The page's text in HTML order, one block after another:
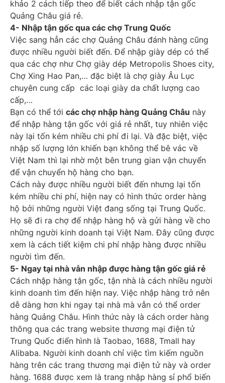
khảo 2 cách tiếp theo để biết cách nhập tận gốc
Quảng Châu giá rẻ.
4- Nhập tận gốc qua các chợ Trung Quốc
Việc sang hẳn các chợ Quảng Châu đánh hàng cũng
được nhiều người biết đến. Để nhập giày dép có thể
qua các chợ như Chợ giày dép Metropolis Shoes city,
Chợ Xing Hao Pan,… đặc biệt là chợ giày Âu Lục
chuyên cung cấp các loại giày da chất lượng cao
cấp,…
Bạn có thể tới các chợ nhập hàng Quảng Châu này
để nhập hàng tận gốc với giá rẻ nhất, tuy nhiên việc
này lại tốn kém nhiều chi phí đi lại. Và đặc biệt, việc
nhập số lượng lớn khiến bạn không thể bê vác về
Việt Nam thì lại nhờ một bên trung gian vận chuyển
để vận chuyển hộ hàng cho bạn.
Cách này được nhiều người biết đến nhưng lại tốn
kém nhiều chi phí, hiện nay có hình thức order hàng
hộ bởi những người Việt đang sống tại Trung Quốc.
Họ sẽ đi ra chợ để nhập hàng hộ và gửi hàng về cho
những người kinh doanh tại Việt Nam. Đây cũng được
xem là cách tiết kiệm chi phí nhập hàng được nhiều
người tìm đến.
5- Ngay tại nhà vẫn nhập được hàng tận gốc giá rẻ
Cách nhập hàng tận gốc, tận nhà là cách nhiều người
kinh doanh tìm đến hiện nay. Việc nhập hàng trở nên
dễ dàng hơn khi ngay tại nhà mà vẫn có thể order
hàng Quảng Châu. Hình thức này là cách order hàng
thông qua các trang website thương mại điện tử
Trung Quốc điển hình là Taobao, 1688, Tmall hay
Alibaba. Người kinh doanh chỉ việc tìm kiếm nguồn
hàng trên các trang thương mại điện tử này và order
hàng. 1688 được xem là trang nhập hàng sỉ phổ biến